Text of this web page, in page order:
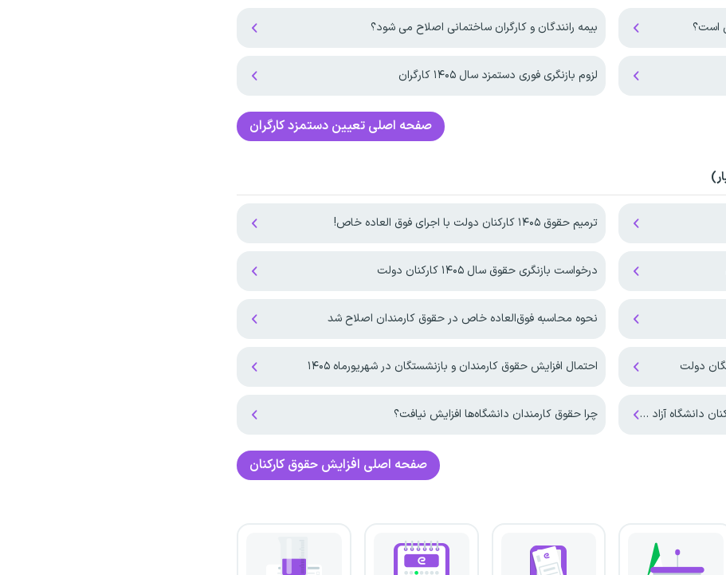
بیمه رانندگان و کارگران ساختمانی اصلاح می شود؟
لزوم بازنگری فوری دستمزد سال ۱۴۰۵ کارگران
صفحه اصلیتعیین دستمزد کارگران
ترمیم حقوق ۱۴۰۵ کارکنان دولت با اجرای فوق العاده خاص!
درخواست بازنگری حقوق سال ۱۴۰۵ کارکنان دولت
نحوه محاسبه فوق‌العاده خاص در حقوق کارمندان اصلاح شد
احتمال افزایش حقوق کارمندان و بازنشستگان در شهریورماه ۱۴۰۵
چرا حقوق‌‌ کارمندان دانشگاه‌ها افزایش نیافت؟
صفحه اصلی افزایش حقوق کارکنان